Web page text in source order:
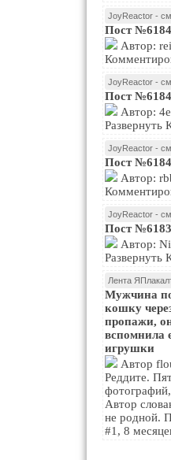
JoyReactor -
Пост
JoyReactor -
Пост
JoyReactor -
Пост
JoyReactor -
Пост
Лента
Мужчина
кошку
пропажи,
вспомнила
игрушки
Реддите.
Автор
не родной.
#1, 8